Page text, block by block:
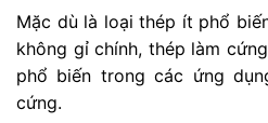
Mặc dù là loại thép ít phổ
không gỉ chính, thép làm
phổ biến trong các ứng
cứng.